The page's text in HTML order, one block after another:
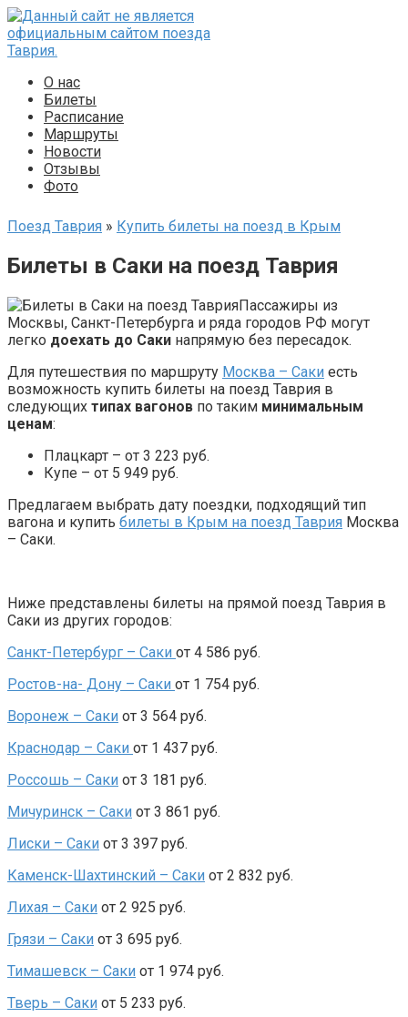
Перейти
к
контенту
О нас
Билеты
Расписание
Маршруты
Новости
Отзывы
Фото
Поезд Таврия » Купить билеты на поезд в Крым
Билеты в Саки на поезд Таврия
Пассажиры из
Москвы, Санкт-Петербурга и ряда городов РФ могут
легко доехать до Саки напрямую без пересадок.
Для путешествия по маршруту Москва – Саки есть
возможность купить билеты на поезд Таврия в
следующих типах вагонов по таким минимальным
ценам:
Плацкарт – от 3 223 руб.
Купе – от 5 949 руб.
Предлагаем выбрать дату поездки, подходящий тип
вагона и купить билеты в Крым на поезд Таврия Москва
– Саки.
Ниже представлены билеты на прямой поезд Таврия в
Саки из других городов:
Санкт-Петербург – Саки от 4 586 руб.
Ростов-на- Дону – Саки от 1 754 руб.
Воронеж – Саки от 3 564 руб.
Краснодар – Саки от 1 437 руб.
Россошь – Саки от 3 181 руб.
Мичуринск – Саки от 3 861 руб.
Лиски – Саки от 3 397 руб.
Каменск-Шахтинский – Саки от 2 832 руб.
Лихая – Саки от 2 925 руб.
Грязи – Саки от 3 695 руб.
Тимашевск – Саки от 1 974 руб.
Тверь – Саки от 5 233 руб.